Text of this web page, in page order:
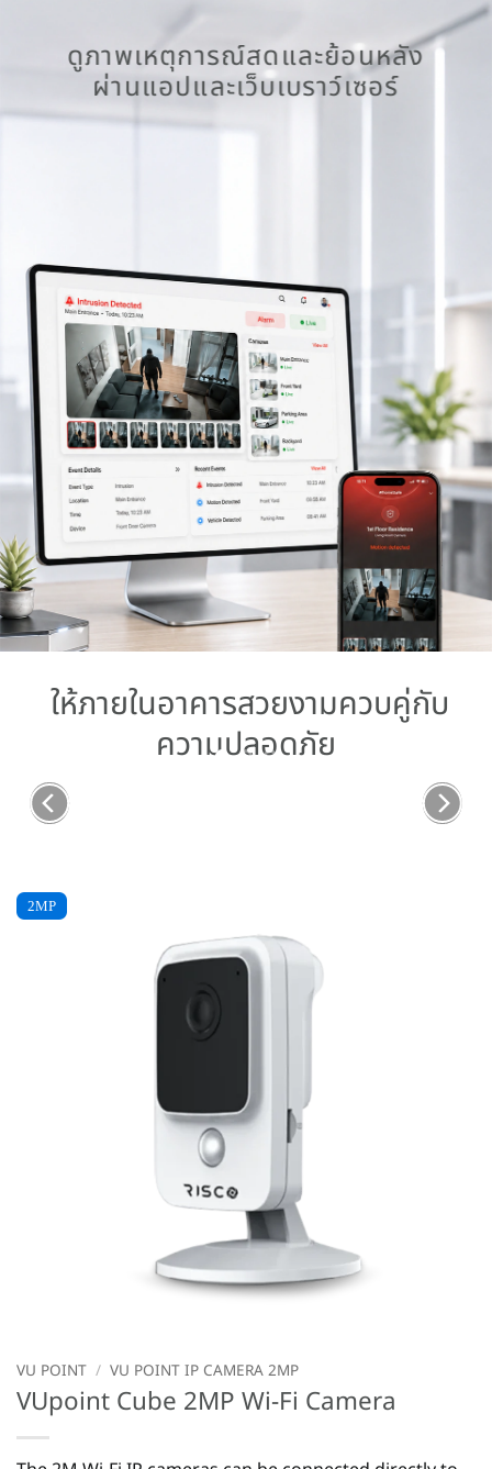
ดูภาพเหตุการณ์สดและย้อนหลัง
ผ่านแอปและเว็บเบราว์เซอร์
ให้ภายในอาคารสวยงามควบคู่กับ
ความปลอดภัย
2MP
VU POINT / VU POINT IP CAMERA 2MP
VUpoint Cube 2MP Wi-Fi Camera